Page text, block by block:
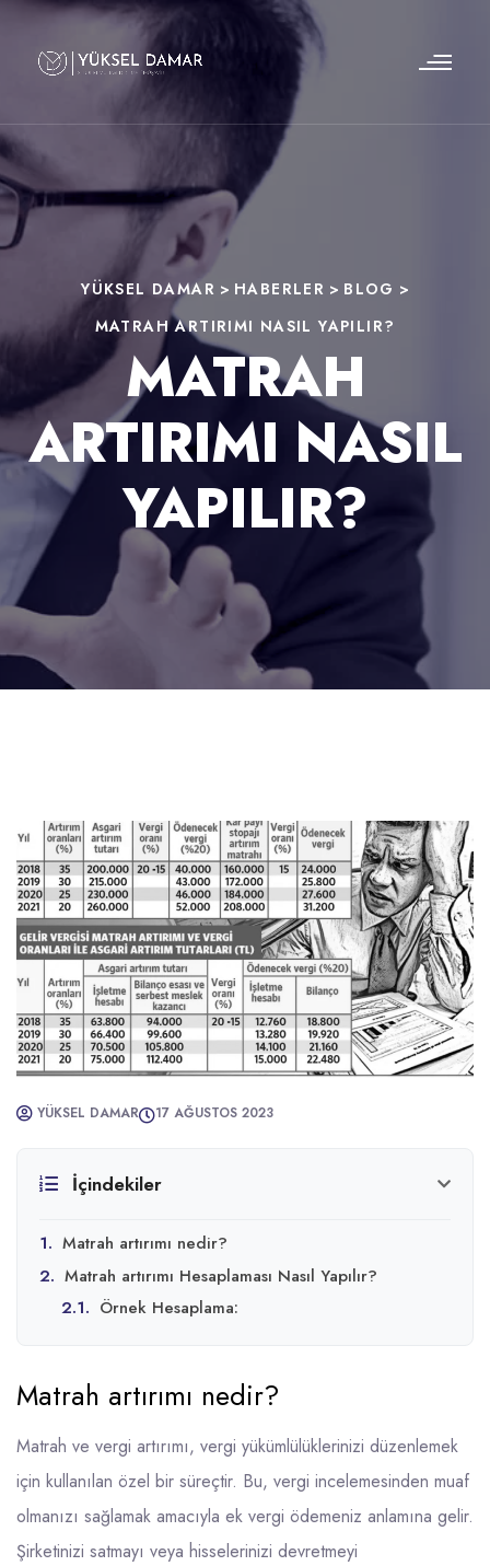
YÜKSEL DAMAR > HABERLER > BLOG >
MATRAH ARTIRIMI NASIL YAPILIR?
MATRAH
ARTIRIMI NASIL
YAPILIR?
YÜKSEL DAMAR 17 AĞUSTOS 2023
İçindekiler
1. Matrah artırımı nedir?
2. Matrah artırımı Hesaplaması Nasıl Yapılır?
2.1. Örnek Hesaplama:
Matrah artırımı nedir?
Matrah ve vergi artırımı, vergi yükümlülüklerinizi düzenlemek
için kullanılan özel bir süreçtir. Bu, vergi incelemesinden muaf
olmanızı sağlamak amacıyla ek vergi ödemeniz anlamına gelir.
Şirketinizi satmayı veya hisselerinizi devretmeyi